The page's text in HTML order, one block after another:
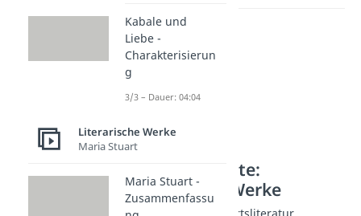
Weitere Inhalte:
Literarische Werke
Kabale und
Liebe -
Charakterisierun
g
3/3 – Dauer: 04:04
Literarische Werke
Maria Stuart
Maria Stuart -
Zusammenfassu